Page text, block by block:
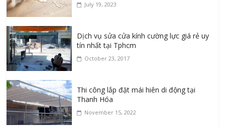
July 19, 2023
Dịch vụ sửa cửa kính cường lực giá rẻ uy
tín nhất tại Tphcm
October 23, 2017
Thi công lắp đặt mái hiên di động tại
Thanh Hóa
November 15, 2022